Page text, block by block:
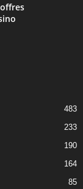
483
233
190
164
85